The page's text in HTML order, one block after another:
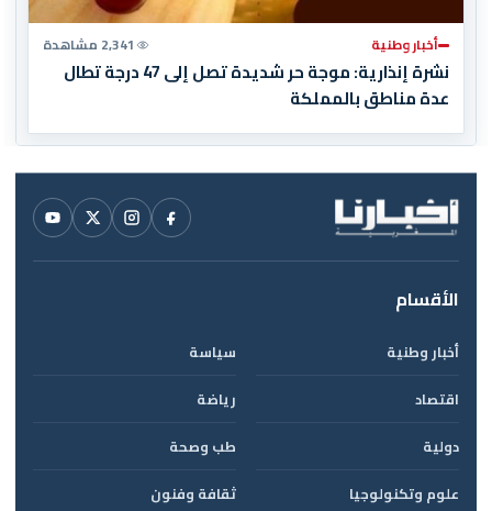
أخبار وطنية 2,341 مشاهدة
نشرة إنذارية: موجة حر شديدة تصل إلى 47 درجة تطال
عدة مناطق بالمملكة
الأقسام
أخبار وطنية
سياسة
اقتصاد
رياضة
دولية
طب وصحة
علوم وتكنولوجيا
ثقافة وفنون